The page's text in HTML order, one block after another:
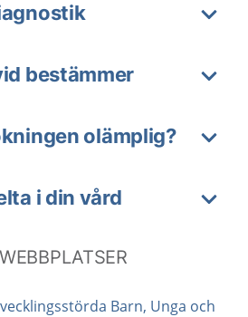
bestämmer
olämplig?
i din vård
Barn, Unga och